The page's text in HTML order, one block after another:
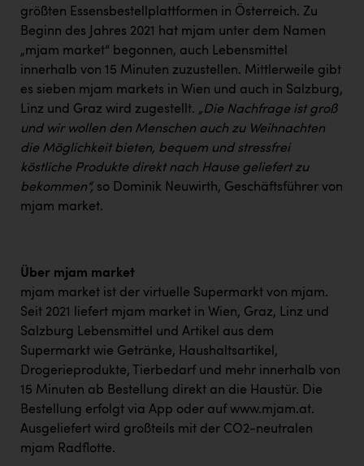
Schwingshandl - automation technology gmbh
Seher + Partner
Smurfit Westrock Nettingsdorf
TCL
TGW Logistics
TRAILOMAT & Cycling Austria
Wir besiegen Krebs
Wirtschaftskammer OÖ
ZGONC
ZULuft - Zukunft Luft Austria
z.l.ö.
Österreichisches Hebammengremium
größten Essensbestellplattformen in Österreich. Zu
Beginn des Jahres 2021 hat mjam unter dem Namen
„mjam market“ begonnen, auch Lebensmittel
innerhalb von 15 Minuten zuzustellen. Mittlerweile gibt
es sieben mjam markets in Wien und auch in Salzburg,
Linz und Graz wird zugestellt. „Die Nachfrage ist groß
und wir wollen den Menschen auch zu Weihnachten
die Möglichkeit bieten, bequem und stressfrei
köstliche Produkte direkt nach Hause geliefert zu
bekommen“, so Dominik Neuwirth, Geschäftsführer von
mjam market.
Über mjam market
mjam market ist der virtuelle Supermarkt von mjam.
Seit 2021 liefert mjam market in Wien, Graz, Linz und
Salzburg Lebensmittel und Artikel aus dem
Supermarkt wie Getränke, Haushaltsartikel,
Drogerieprodukte, Tierbedarf und mehr innerhalb von
15 Minuten ab Bestellung direkt an die Haustür. Die
Bestellung erfolgt via App oder auf www.mjam.at.
Ausgeliefert wird großteils mit der CO2-neutralen
mjam Radflotte.